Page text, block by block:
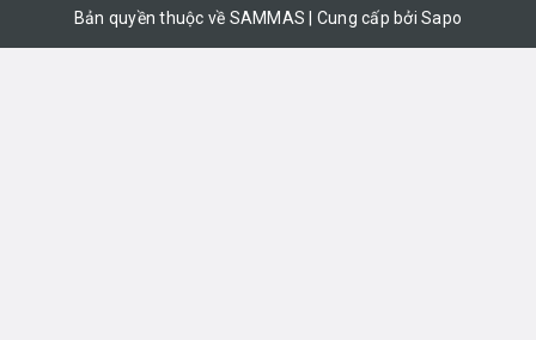
Bản quyền thuộc về SAMMAS | Cung cấp bởi Sapo